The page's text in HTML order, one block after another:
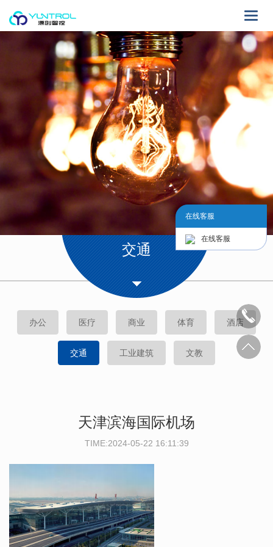
Toggle
交通
办公 医疗 商业 体育 酒店
交通 工业建筑 文教
天津滨海国际机场
TIME:2024-05-22 16:11:39
在线客服
在线客服